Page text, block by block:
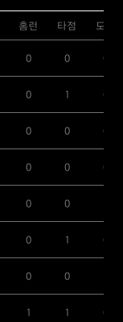
홈런 타점 도루
0 0 0
0 1 0
0 0 0
0 0 0
0 0
0 1 0
0 0
1 1 0